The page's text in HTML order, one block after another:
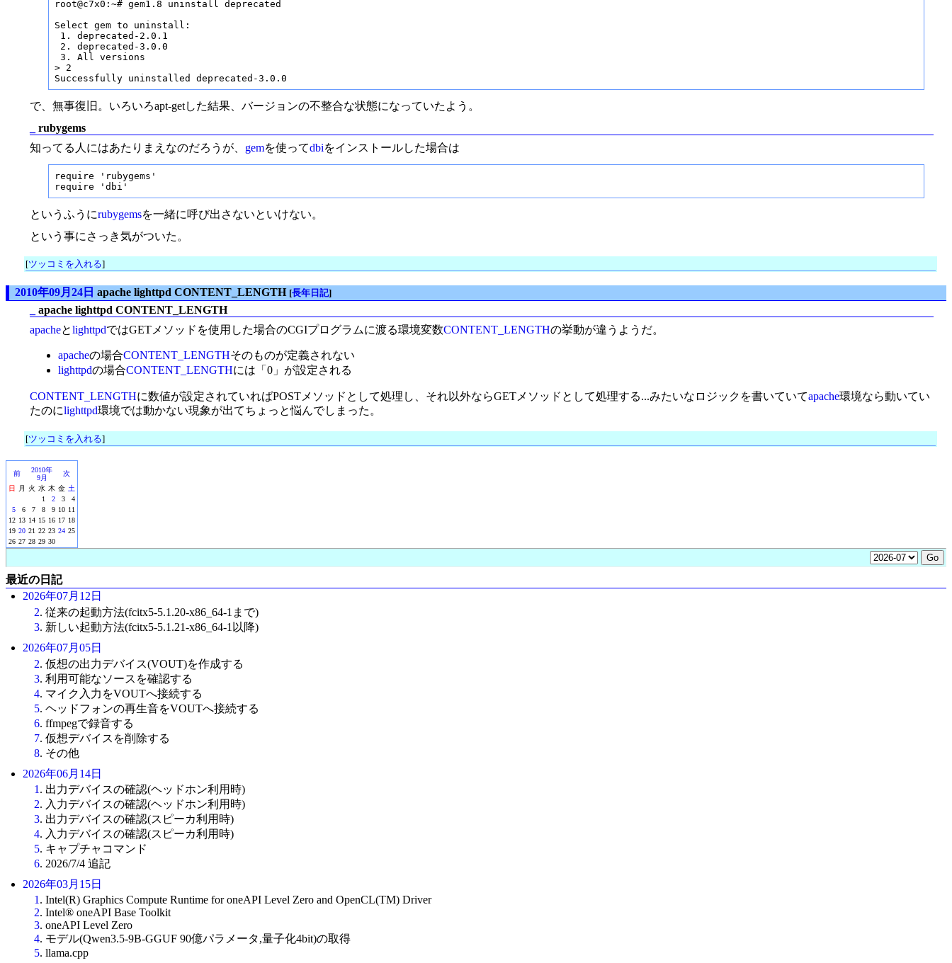
root@c7x0:~# gem1.8 uninstall deprecated
Select gem to uninstall:
1. deprecated-2.0.1
2. deprecated-3.0.0
3. All versions
> 2
Successfully uninstalled deprecated-3.0.0
で、無事復旧。いろいろapt-getした結果、バージョンの不整合な状態になっていたよう。
rubygems
知ってる人にはあたりまえなのだろうが、 gemを使ってdbiをインストールした場合は
require 'rubygems'
require 'dbi'
というふうにrubygemsを一緒に呼び出さないといけない。
という事にさっき気がついた。
[ツッコミを入れる]
2010年09月24日 apache lighttpd CONTENT_LENGTH [長年日記]
apache lighttpd CONTENT_LENGTH
apacheとlighttpdではGETメソッドを使用した場合のCGIプログラムに渡る環境変数CONTENT_LENGTHの挙動が違うようだ。
apacheの場合CONTENT_LENGTHそのものが定義されない
lighttpdの場合CONTENT_LENGTHには「0」が設定される
CONTENT_LENGTHに数値が設定されていればPOSTメソッドとして処理し、それ以外ならGETメソッドとして処理する...みたいなロジックを書いていてapache環境なら動いてい
たのにlighttpd環境では動かない現象が出てちょっと悩んでしまった。
[ツッコミを入れる]
前
2010年
9月
次
日
月 火 水 木 金 土
1
2 3
4
5
6 7 8 9 10 11
12 13 14 15 16 17 18
19 20 21 22 23 24 25
26 27 28 29 30
最近の日記
2026年07月12日
2. 従来の起動方法(fcitx5-5.1.20-x86_64-1まで)
3. 新しい起動方法(fcitx5-5.1.21-x86_64-1以降)
2026年07月05日
2. 仮想の出力デバイス(VOUT)を作成する
3. 利用可能なソースを確認する
4. マイク入力をVOUTへ接続する
5. ヘッドフォンの再生音をVOUTへ接続する
6. ffmpegで録音する
7. 仮想デバイスを削除する
8. その他
2026年06月14日
1 . 出力デバイスの確認(ヘッドホン利用時)
2. 入力デバイスの確認(ヘッドホン利用時)
3. 出力デバイスの確認(スピーカ利用時)
4. 入力デバイスの確認(スピーカ利用時)
5. キャプチャコマンド
6. 2026/7/4 追記
2026年03月15日
1 . Intel(R) Graphics Compute Runtime for oneAPI Level Zero and OpenCL(TM) Driver
2. Intel® oneAPI Base Toolkit
3. oneAPI Level Zero
4. モデル(Qwen3.5-9B-GGUF 90億パラメータ,量子化4bit)の取得
5. llama.cpp